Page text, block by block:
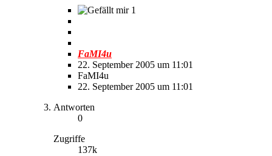
1
FaMI4u
22. September 2005 um 11:01
FaMI4u
22. September 2005 um 11:01
Antworten
0
Zugriffe
137k